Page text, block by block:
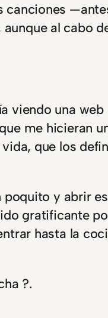
canciones
al cabo
viendo una web
me hicieran
que los
y abrir
gratificante
hasta la
?.